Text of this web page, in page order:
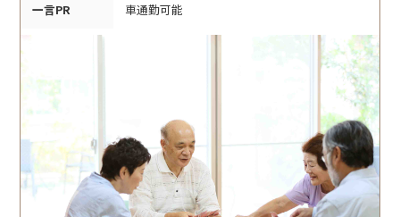
一言PR 車通勤可能